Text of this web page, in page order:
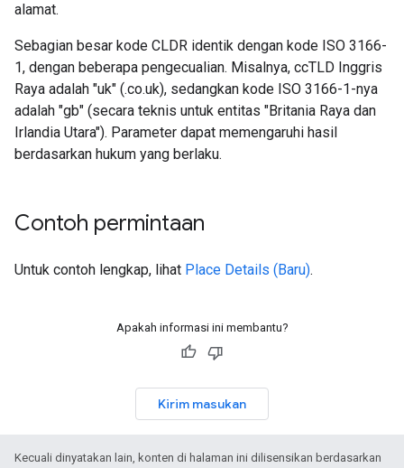
alamat.
Sebagian besar kode CLDR identik dengan kode ISO 3166-
1, dengan beberapa pengecualian. Misalnya, ccTLD Inggris
Raya adalah "uk" (.co.uk), sedangkan kode ISO 3166-1-nya
adalah "gb" (secara teknis untuk entitas "Britania Raya dan
Irlandia Utara"). Parameter dapat memengaruhi hasil
berdasarkan hukum yang berlaku.
Contoh permintaan
Untuk contoh lengkap, lihat Place Details (Baru).
Apakah informasi ini membantu?
Kirim masukan
Kecuali dinyatakan lain, konten di halaman ini dilisensikan berdasarkan